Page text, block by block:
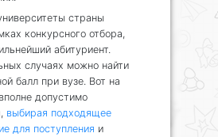
страны
конкурсного отбора,
абитуриент.
случаях можно найти
балл при вузе. Вот на
допустимо
выбирая подходящее
для поступления и